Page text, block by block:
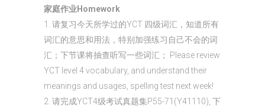
家庭作业Homework
1. 请复习今天所学过的YCT 四级词汇，知道所有
词汇的意思和用法，特别加强练习自己不会的词
汇；下节课将抽查听写一些词汇； Please review
YCT level 4 vocabulary, and understand their
meanings and usages, spelling test next week!
2. 请完成YCT4级考试真题集P55-71(Y41110), 下